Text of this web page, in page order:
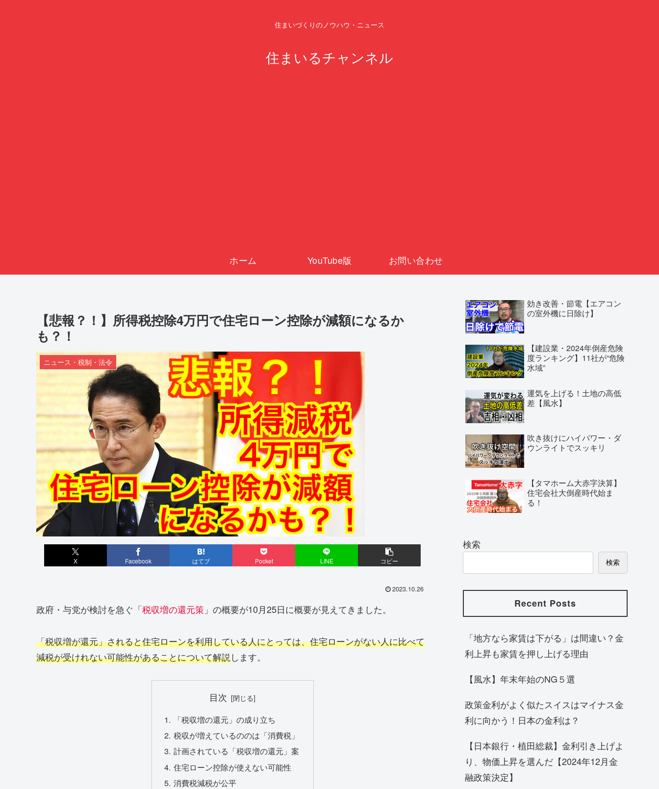
住まいづくりのノウハウ・ニュース
住まいるチャンネル
ホーム YouTube版 お問い合わせ
【悲報？！】所得税控除4万円で住宅ローン控除が減額になるか
も？！
ニュース・税制・法令
X Facebook はてブ Pocket LINE コピー
2023.10.26
政府・与党が検討を急ぐ「税収増の還元策 」の概要が10月25日に概要が見えてきました。
「税収増が還元」されると住宅ローンを利用している人にとっては、住宅ローンがない人に比べて
減税が受けれない可能性があることについて解説します。
目次
「税収増の還元」の成り立ち
税収が増えているののは「消費税」
計画されている「税収増の還元」案
住宅ローン控除が使えない可能性
消費税減税が公平
効き改善・節電【エアコン
の室外機に日除け】
【建設業・2024年倒産危険
度ランキング】11社が“危険
水域”
運気を上げる！土地の高低
差【風水】
吹き抜けにハイパワー・ダ
ウンライトでスッキリ
【タマホーム大赤字決算】
住宅会社大倒産時代始ま
る！
検索
検索
Recent Posts
「地方なら家賃は下がる」は間違い？金
利上昇も家賃を押し上げる理由
【風水】年末年始のNG５選
政策金利がよく似たスイスはマイナス金
利に向かう！日本の金利は？
【日本銀行・植田総裁】金利引き上げよ
り、物価上昇を選んだ【2024年12月金
融政策決定】